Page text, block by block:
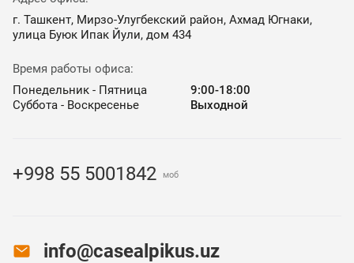
г. Ташкент, Мирзо-Улугбекский район, Ахмад Югнаки,
улица Буюк Ипак Йули, дом 434
Время работы офиса:
Понедельник - Пятница
9:00-18:00
Суббота - Воскресенье
Выходной
+998 55 5001842 моб
info@casealpikus.uz